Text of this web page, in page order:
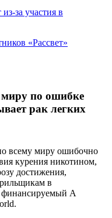
за участия в
«Рассвет»
миру по ошибке
рак легких
всему миру ошибочно
курения никотином,
достижения,
в
финансируемый A